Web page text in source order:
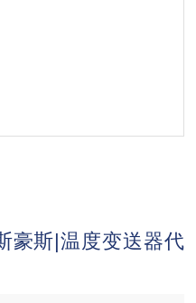
豪斯|温度变送器代